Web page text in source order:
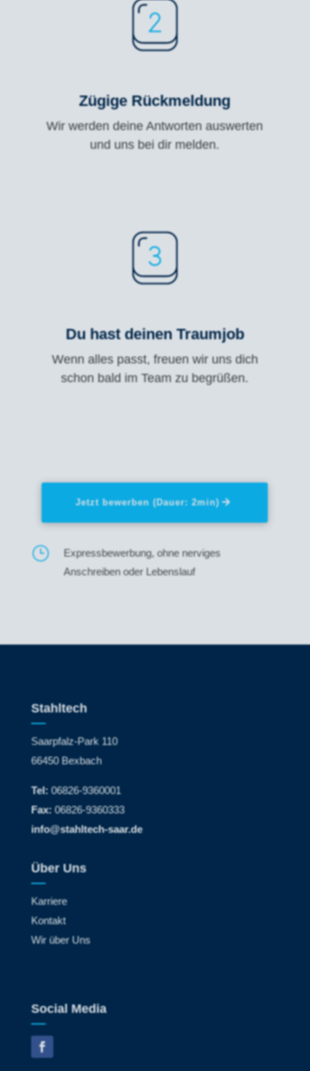
Zügige Rückmeldung
Wir werden deine Antworten auswerten
und uns bei dir melden.
Du hast deinen Traumjob
Wenn alles passt, freuen wir uns dich
schon bald im Team zu begrüßen.
Jetzt bewerben (Dauer: 2min)
}
Expressbewerbung, ohne nerviges
Anschreiben oder Lebenslauf
Stahltech
Saarpfalz-Park 110
66450 Bexbach
Tel:06826-9360001
Fax:06826-9360333
info@stahltech-saar.de
Über Uns
Karriere
Kontakt
Wir über Uns
Social Media